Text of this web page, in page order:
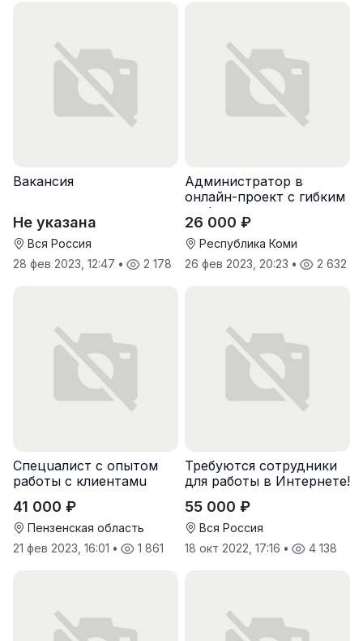
Вакансия
Не указана
Вся Россия
28 фев 2023, 12:47 • 2 178
Администратор в
онлайн-проект с гибким
графиком
26 000 ₽
Республика Коми
26 фев 2023, 20:23 • 2 632
Спeцuалиcт c опытoм
рaботы с клиентaмu
41 000 ₽
Пензенская область
21 фев 2023, 16:01 • 1 861
Требуются сотрудники
для работы в Интернете!
55 000 ₽
Вся Россия
18 окт 2022, 17:16 • 4 138